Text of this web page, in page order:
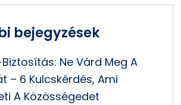
bejegyzések
Ne Várd Meg A
– 6 Kulcskérdés, Ami
A Közösségedet